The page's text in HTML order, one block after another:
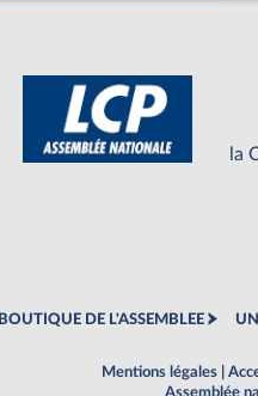
la
BOUTIQUE DE L'ASSEMBLEE
Mentions légales
Assemblée